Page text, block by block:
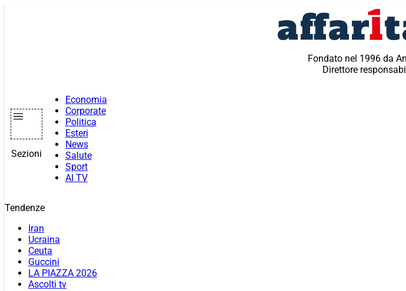
Fondato nel 1996 da
Direttore
Sezioni
Economia
Corporate
Politica
Esteri
News
Salute
Sport
AI TV
Tendenze
Iran
Ucraina
Ceuta
Guccini
LA PIAZZA 2026
Ascolti tv